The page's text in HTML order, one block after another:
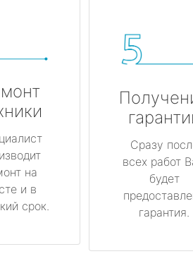
на
и в
срок.
Сразу
всех работ
будет
гарантия.